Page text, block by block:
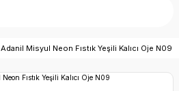
Adanil Misyul Neon Fıstık Yeşili Kalıcı Oje N09